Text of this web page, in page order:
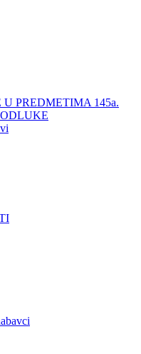
PREDMETIMA 145a.